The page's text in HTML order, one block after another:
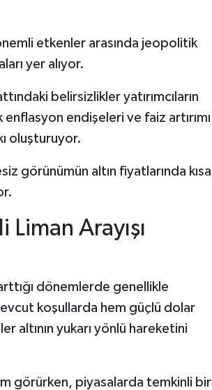
etkenler arasında jeopolitik
yer alıyor.
belirsizlikler yatırımcıların
enflasyon endişeleri ve faiz artırımı
oluşturuyor.
görünümün altın fiyatlarında kısa
Arayışı
dönemlerde genellikle
koşullarda hem güçlü dolar
altının yukarı yönlü hareketini
görürken, piyasalarda temkinli bir